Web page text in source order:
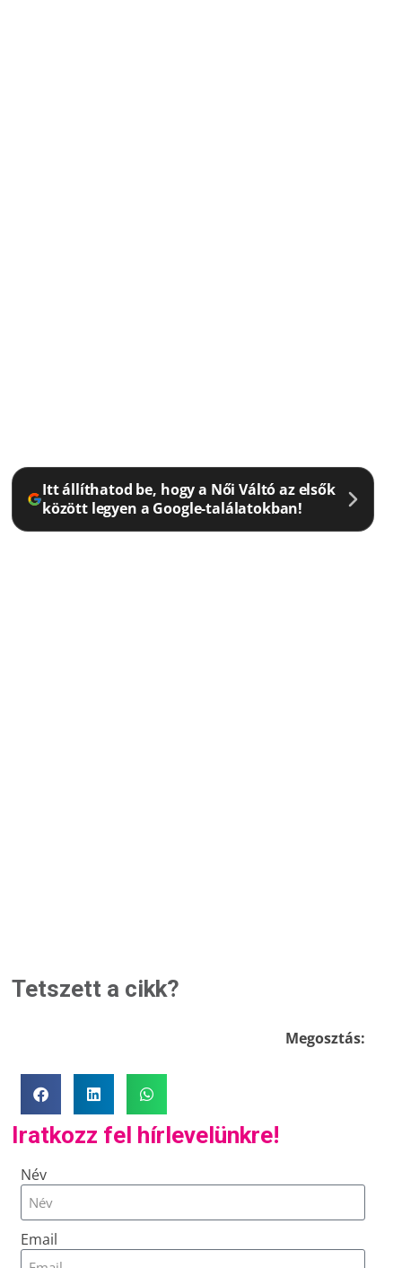
Itt állíthatod be, hogy a Női Váltó az elsők
között legyen a Google-találatokban!
Tetszett a cikk?
Megosztás:
Iratkozz fel hírlevelünkre!
Név
Email